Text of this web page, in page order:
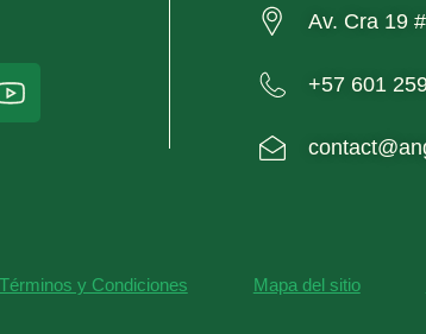
Av. Cra 19
+57 601
Términos y Condiciones Mapa del sitio